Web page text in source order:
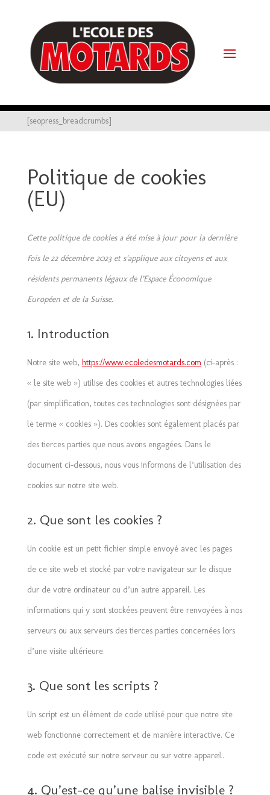
[seopress_breadcrumbs]
Politique de cookies
(EU)
Cette politique de cookies a été mise à jour pour la dernière
fois le 22 décembre 2023 et s’applique aux citoyens et aux
résidents permanents légaux de l’Espace Économique
Européen et de la Suisse.
1. Introduction
Notre site web, https://www.ecoledesmotards.com (ci-après :
« le site web ») utilise des cookies et autres technologies liées
(par simplification, toutes ces technologies sont désignées par
le terme « cookies »). Des cookies sont également placés par
des tierces parties que nous avons engagées. Dans le
document ci-dessous, nous vous informons de l’utilisation des
cookies sur notre site web.
2. Que sont les cookies ?
Un cookie est un petit fichier simple envoyé avec les pages
de ce site web et stocké par votre navigateur sur le disque
dur de votre ordinateur ou d’un autre appareil. Les
informations qui y sont stockées peuvent être renvoyées à nos
serveurs ou aux serveurs des tierces parties concernées lors
d’une visite ultérieure.
3. Que sont les scripts ?
Un script est un élément de code utilisé pour que notre site
web fonctionne correctement et de manière interactive. Ce
code est exécuté sur notre serveur ou sur votre appareil.
4. Qu’est-ce qu’une balise invisible ?